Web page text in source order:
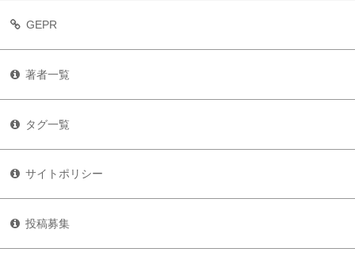
GEPR
著者一覧
タグ一覧
サイトポリシー
投稿募集